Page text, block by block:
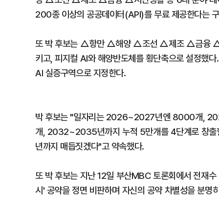
200종 이상의 공공데이터(API)를 무료 제공한다는
또 박 후보는 △항만 △해양 △조선 △제조 △금융 △
키고, 피지컬 AI와 해양반도체를 횡단축으로 설정했
AI 실증구역으로 지정한다.
박 후보는 "일자리는 2026~2027년엔 8000개,
개, 2032~2035년까지 누적 5만개를 4단계로 창출
년까지 매듭짓겠다"고 약속했다.
또 박 후보는 지난 12일 부산MBC 토론회에서 전재
시' 공약을 정면 비판하며 자신의 공약 차별성을 분명